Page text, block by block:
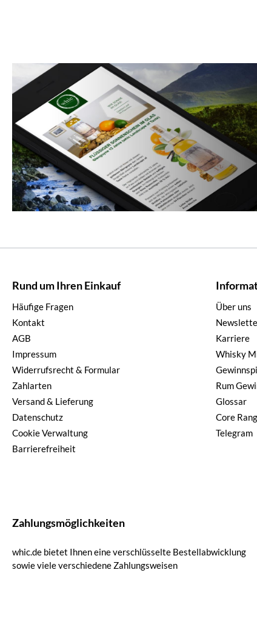
Rund um Ihren Einkauf
Häufige Fragen
Kontakt
AGB
Impressum
Widerrufsrecht & Formular
Zahlarten
Versand & Lieferung
Datenschutz
Cookie Verwaltung
Barrierefreiheit
Über uns
Karriere
Whisky
Rum
Glossar
Core
Telegram
Zahlungsmöglichkeiten
whic.de bietet Ihnen eine verschlüsselte Bestellabwicklung
sowie viele verschiedene Zahlungsweisen